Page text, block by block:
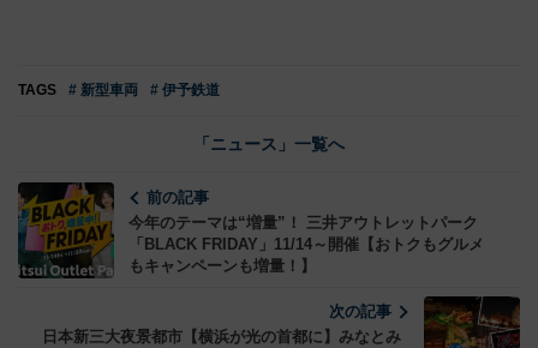
TAGS # 新型車両 # 伊予鉄道
「ニュース」一覧へ
前の記事
今年のテーマは“増量”！ 三井アウトレットパーク
「BLACK FRIDAY」11/14～開催【おトクもグルメ
もキャンペーンも増量！】
次の記事
日本新三大夜景都市【横浜が光の首都に】みなとみ